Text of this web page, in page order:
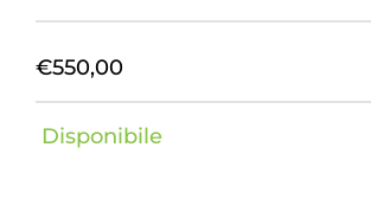
€550,00
Disponibile